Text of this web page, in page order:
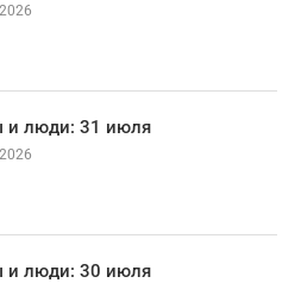
и люди: 31 июля
и люди: 30 июля